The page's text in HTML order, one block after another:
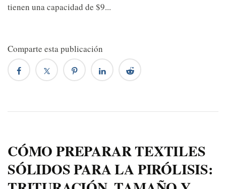
tienen una capacidad de $9...
Comparte esta publicación
CÓMO PREPARAR TEXTILES
SÓLIDOS PARA LA PIRÓLISIS: